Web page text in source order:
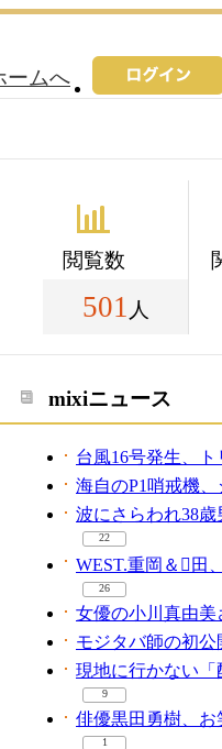
ームへ
閲覧数
501 人
mixiニュース
台風16号発生、
海自のP1哨戒機
波にさらわれ38
22
WEST.重岡＆田
26
女優の小川真由美
モジタバ師の初公
現地に行かない「
9
俳優黒田勇樹、お
1